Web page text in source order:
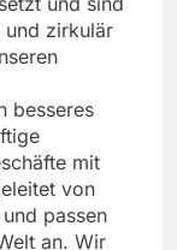
zirkulär
besseres
mit
von
passen
an. Wir